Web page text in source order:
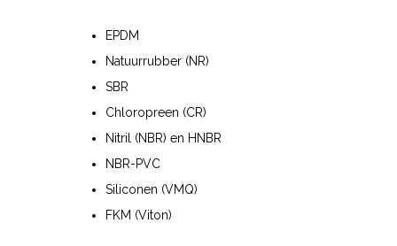
EPDM
Natuurrubber (NR)
SBR
Chloropreen (CR)
Nitril (NBR) en HNBR
NBR-PVC
Siliconen (VMQ)
FKM (Viton)